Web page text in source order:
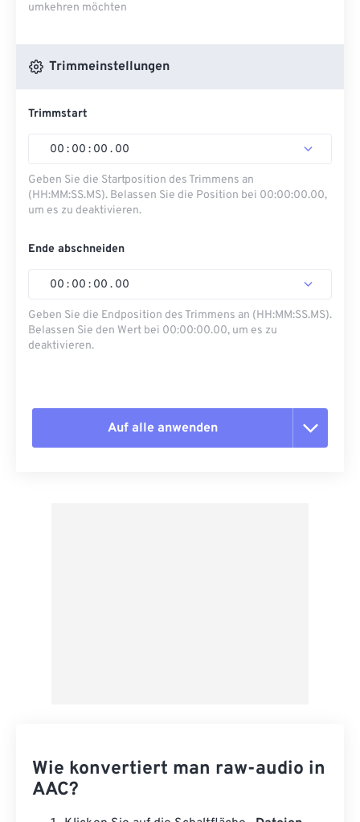
umkehren möchten
Trimmeinstellungen
Trimmstart
00 : 00 : 00 . 00
Geben Sie die Startposition des Trimmens an
(HH:MM:SS.MS). Belassen Sie die Position bei 00:00:00.00,
um es zu deaktivieren.
Ende abschneiden
00 : 00 : 00 . 00
Geben Sie die Endposition des Trimmens an (HH:MM:SS.MS).
Belassen Sie den Wert bei 00:00:00.00, um es zu
deaktivieren.
Auf alle anwenden
Wie konvertiert man raw-audio in
AAC?